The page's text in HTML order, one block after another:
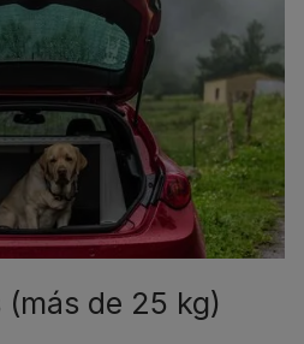
de 25 kg)